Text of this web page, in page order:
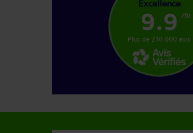
Excellence
9.9 /10
Plus de 210 000 avis